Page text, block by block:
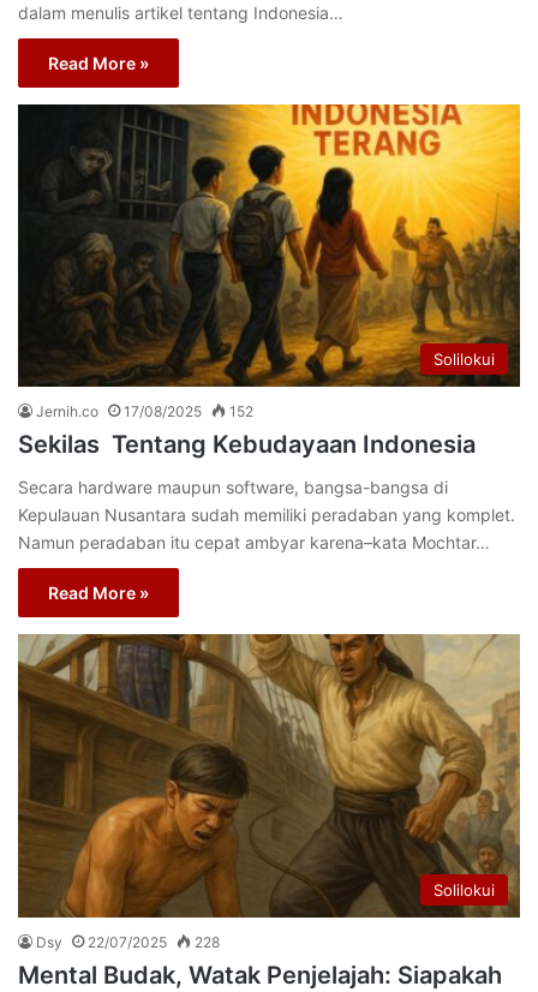
dalam menulis artikel tentang Indonesia…
Read More »
Solilokui
Jernih.co 17/08/2025 152
Sekilas Tentang Kebudayaan Indonesia
Secara hardware maupun software, bangsa-bangsa di
Kepulauan Nusantara sudah memiliki peradaban yang komplet.
Namun peradaban itu cepat ambyar karena–kata Mochtar…
Read More »
Solilokui
Dsy 22/07/2025 228
Mental Budak, Watak Penjelajah: Siapakah